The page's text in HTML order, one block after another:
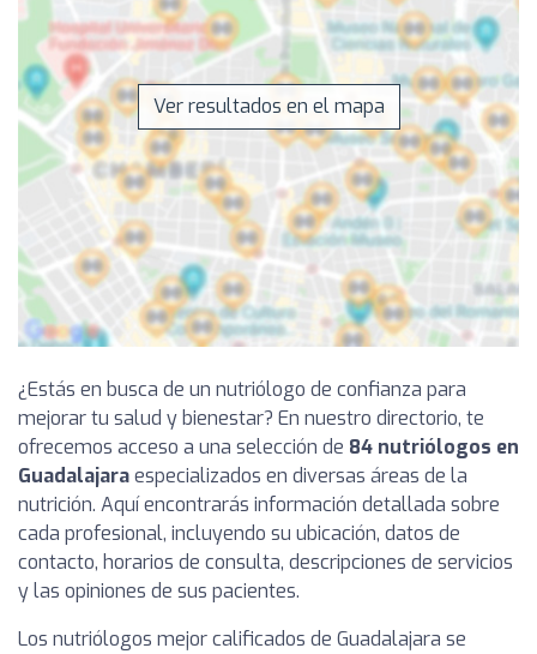
Ver resultados en el mapa
¿Estás en busca de un nutriólogo de confianza para
mejorar tu salud y bienestar? En nuestro directorio, te
ofrecemos acceso a una selección de 84 nutriólogos en
Guadalajaraespecializados en diversas áreas de la
nutrición. Aquí encontrarás información detallada sobre
cada profesional, incluyendo su ubicación, datos de
contacto, horarios de consulta, descripciones de servicios
y las opiniones de sus pacientes.
Los nutriólogos mejor calificados de Guadalajara se